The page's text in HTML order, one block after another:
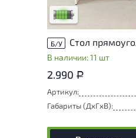
Низкая степень износа
Б/У
В наличии: 11 шт
2.990 Р
Артикул:
Габариты (ДxГxВ):